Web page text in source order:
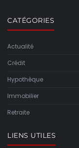
CATÉGORIES
Actualité
Crédit
Hypothèque
Immobilier
Retraite
LIENS UTILES